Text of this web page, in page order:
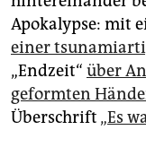
Apokalypse: mit
einer
„Endzeit“ über
geformten
Überschrift „Es